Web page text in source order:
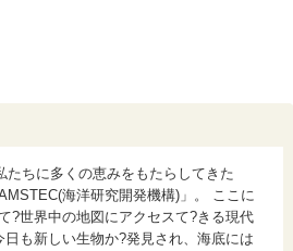
ちに多くの恵みをもたらしてきた
海洋研究開発機構)」。 ここに
?世界中の地図にアクセスて?きる現代
も新しい生物か?発見され、海底には